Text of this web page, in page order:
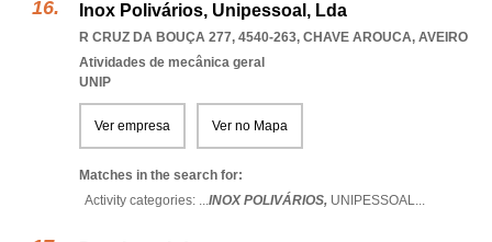
Inox Polivários, Unipessoal, Lda
R CRUZ DA BOUÇA 277, 4540-263, CHAVE AROUCA, AVEIRO
Atividades de mecânica geral
UNIP
Ver empresa Ver no Mapa
Matches in the search for:
Activity categories: ...INOX POLIVÁRIOS, UNIPESSOAL...